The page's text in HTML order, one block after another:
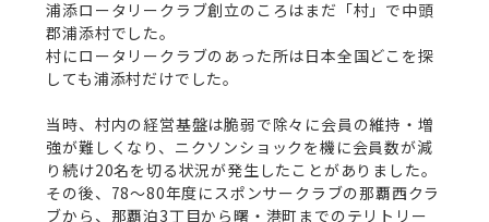
浦添ロータリークラブ創立のころはまだ「村」で中頭
郡浦添村でした。
村にロータリークラブのあった所は日本全国どこを探
しても浦添村だけでした。
当時、村内の経営基盤は脆弱で除々に会員の維持・増
強が難しくなり、ニクソンショックを機に会員数が減
り続け20名を切る状況が発生したことがありました。
その後、78～80年度にスポンサークラブの那覇西クラ
ブから、那覇泊3丁目から曙・港町までのテリトリー